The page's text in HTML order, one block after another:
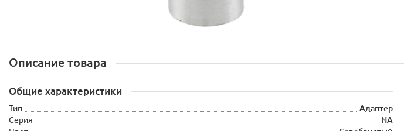
Описание товара
Общие характеристики
Тип
Адаптер
Серия
NA